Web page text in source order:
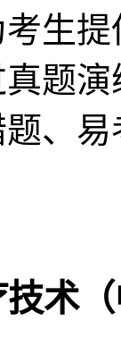
生
题
、
术